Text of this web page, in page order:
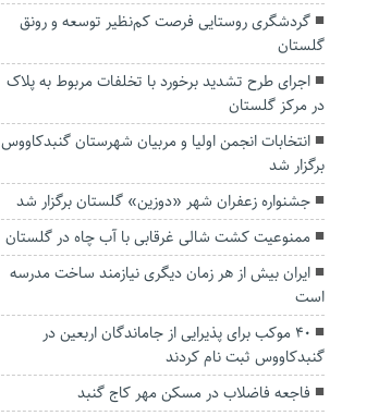
گردشگری روستایی فرصت کم‌نظیر توسعه و رونق
گلستان
اجرای طرح تشدید برخورد با تخلفات مربوط به پلاک
در مرکز گلستان
انتخابات انجمن اولیا و مربیان شهرستان گنبدکاووس
برگزار شد
جشنواره زعفران شهر «دوزین» گلستان برگزار شد
ممنوعیت کشت شالی غرقابی با آب چاه در گلستان
ایران بیش از هر زمان دیگری نیازمند ساخت مدرسه
است
۴۰ موکب برای پذیرایی از جاماندگان اربعین در
گنبدکاووس ثبت نام کردند
فاجعه فاضلاب در مسکن مهر کاج گنبد